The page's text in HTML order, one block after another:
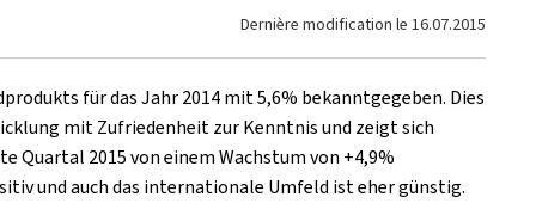
Dernière modification le 16.07.2015
für das Jahr 2014 mit 5,6% bekanntgegeben. Dies
mit Zufriedenheit zur Kenntnis und zeigt sich
Quartal 2015 von einem Wachstum von +4,9%
und auch das internationale Umfeld ist eher günstig.